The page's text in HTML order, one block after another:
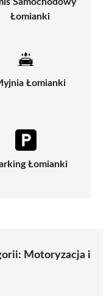
Łomianki
Łomianki
Łomianki
Motoryzacja i